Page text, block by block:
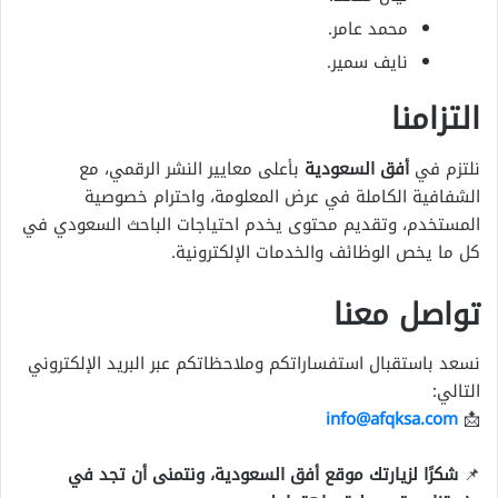
محمد عامر.
نايف سمير.
التزامنا
نلتزم في أفق السعودية بأعلى معايير النشر الرقمي، مع
الشفافية الكاملة في عرض المعلومة، واحترام خصوصية
المستخدم، وتقديم محتوى يخدم احتياجات الباحث السعودي في
كل ما يخص الوظائف والخدمات الإلكترونية.
تواصل معنا
نسعد باستقبال استفساراتكم وملاحظاتكم عبر البريد الإلكتروني
التالي:
📩
info@afqksa.com
📌 شكرًا لزيارتك موقع أفق السعودية، ونتمنى أن تجد في